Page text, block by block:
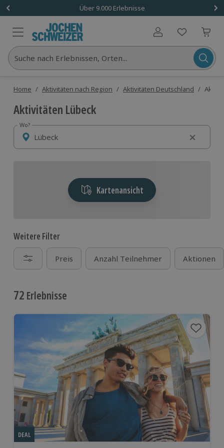
Über 9.000 Erlebnisse
Benutzerkonto
Suche nach Erlebnissen, Orten...
Home / Aktivitäten nach Region / Aktivitäten Deutschland /
Aktivitäten Lübeck
Wo?
Wo?
Kartenansicht
Weitere Filter
Preis Anzahl Teilnehmer Aktionen
72 Erlebnisse
DEAL